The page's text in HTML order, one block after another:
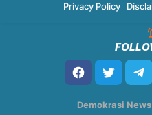
Privacy Policy
Demokrasi